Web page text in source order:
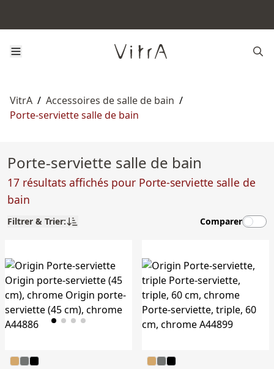
VitrA / Accessoires de salle de bain /
Porte-serviette salle de bain
Porte-serviette salle de bain
17 résultats affichés pour Porte-serviette salle de
bain
Filtrer & Trier: Comparer